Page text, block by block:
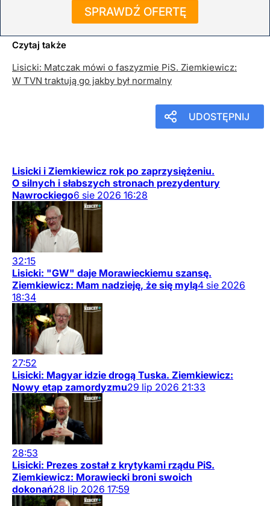
Więcej informacji na portalu www.dorzeczy.pl
Czytaj także
Lisicki: Matczak mówi o faszyzmie PiS. Ziemkiewicz:
W TVN traktują go jakby był normalny
SPRAWDŹ OFERTĘ
UDOSTĘPNIJ
Lisicki i Ziemkiewicz rok po zaprzysiężeniu.
O silnych i słabszych stronach prezydentury
Nawrockiego6 sie 2026 16:28
32:15
Lisicki: "GW" daje Morawieckiemu szansę.
Ziemkiewicz: Mam nadzieję, że się mylą4 sie 2026
18:34
27:52
Lisicki: Magyar idzie drogą Tuska. Ziemkiewicz:
Nowy etap zamordyzmu29 lip 2026 21:33
28:53
Lisicki: Prezes został z krytykami rządu PiS.
Ziemkiewicz: Morawiecki broni swoich
dokonań28 lip 2026 17:59